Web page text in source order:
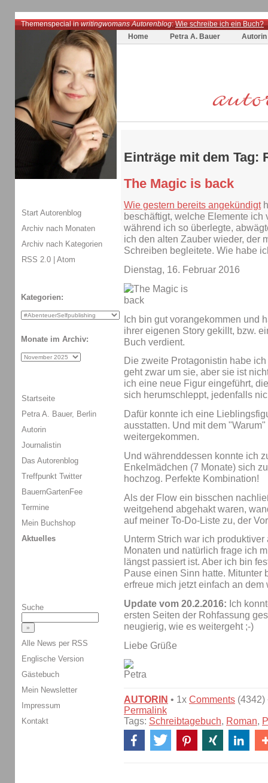
Themenspecial inwritingwomans Autorenblog:Wie schreibe ich ein Buch?
Home
Petra A. Bauer Autorin
Einträge mit dem Tag:
The Magic is back
Wie gestern bereits angekündigt
beschäftigt, welche Elemente ich
während ich so überlegte,
ich den alten Zauber wieder, der
Schreiben begleitete. Wie habe
Dienstag, 16. Februar 2016
Ich bin gut vorangekommen und
ihrer eigenen Story gekillt, bzw.
Buch verdient.
Die zweite Protagonistin habe
geht zwar um sie, aber sie ist
ich eine neue Figur eingeführt,
sich herumschleppt, jedenfalls
Dafür konnte ich eine
ausstatten. Und mit dem
weitergekommen.
Und währenddessen konnte ich
Enkelmädchen (7 Monate) sich
hochzog. Perfekte Kombination!
Als der Flow ein bisschen
weitgehend abgehakt waren,
auf meiner To-Do-Liste zu, der
Unterm Strich war ich
Monaten und natürlich frage ich
längst passiert ist. Aber ich bin
Pause einen Sinn hatte. Mitunter
erfreue mich jetzt einfach an dem
Update vom 20.2.2016: Ich
ersten Seiten der Rohfassung
neugierig, wie es weitergeht ;-)
Liebe Grüße
AUTORIN • 1x Comments (4342)
Permalink
Tags: Schreibtagebuch, Roman,
Start Autorenblog
Archiv nach Monaten
Archiv nach Kategorien
RSS 2.0 | Atom
Kategorien:
Monate im Archiv:
Startseite
Petra A. Bauer, Berlin
Autorin
Journalistin
Das Autorenblog
Treffpunkt Twitter
BauernGartenFee
Termine
Mein Buchshop
Aktuelles
Suche
Alle News per RSS
Englische Version
Gästebuch
Mein Newsletter
Impressum
Kontakt